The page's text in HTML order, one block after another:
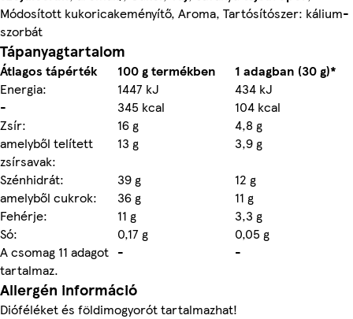
Módosított kukoricakeményítő, Aroma, Tartósítószer: kálium-
szorbát
Tápanyagtartalom
Átlagos tápérték 100 g termékben
1 adagban (30 g)*
Energia:
1447 kJ
434 kJ
-
345 kcal
104 kcal
Zsír:
16 g
4,8 g
amelyből telített
zsírsavak:
13 g
3,9 g
Szénhidrát:
39 g
12 g
amelyből cukrok:
36 g
11 g
Fehérje:
11 g
3,3 g
Só:
0,17 g
0,05 g
A csomag 11 adagot
tartalmaz.
- -
Allergén információ
Dióféléket és földimogyorót tartalmazhat!